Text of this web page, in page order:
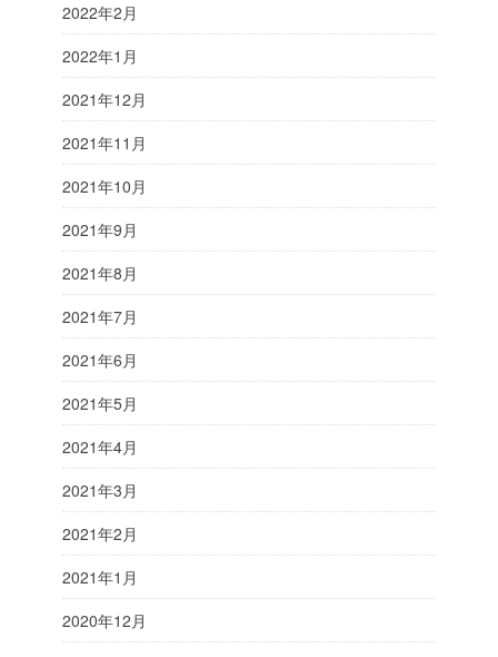
2022年2月
2022年1月
2021年12月
2021年11月
2021年10月
2021年9月
2021年8月
2021年7月
2021年6月
2021年5月
2021年4月
2021年3月
2021年2月
2021年1月
2020年12月